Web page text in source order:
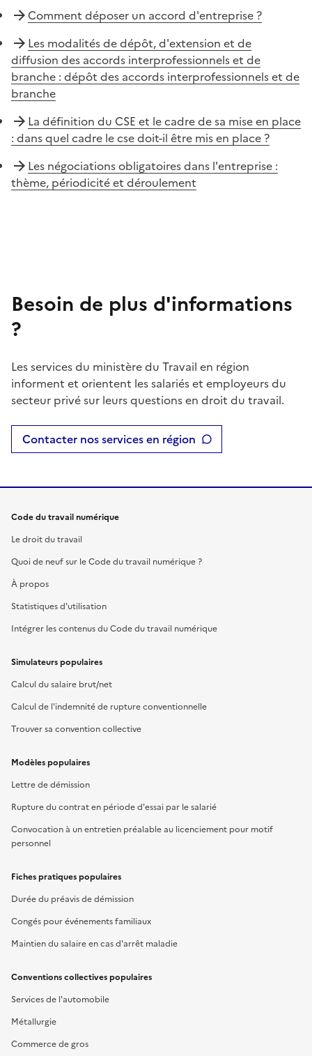
Comment déposer un accord d'entreprise ?
Les modalités de dépôt, d'extension et de
diffusion des accords interprofessionnels et de
branche : dépôt des accords interprofessionnels et de
branche
La définition du CSE et le cadre de sa mise en place
: dans quel cadre le cse doit-il être mis en place ?
Les négociations obligatoires dans l'entreprise :
thème, périodicité et déroulement
Besoin de plus d'informations
?
Les services du ministère du Travail en région
informent et orientent les salariés et employeurs du
secteur privé sur leurs questions en droit du travail.
Contacter nos services en région
Code du travail numérique
Le droit du travail
Quoi de neuf sur le Code du travail numérique ?
À propos
Statistiques d'utilisation
Intégrer les contenus du Code du travail numérique
Simulateurs populaires
Calcul du salaire brut/net
Calcul de l'indemnité de rupture conventionnelle
Trouver sa convention collective
Modèles populaires
Lettre de démission
Rupture du contrat en période d'essai par le salarié
Convocation à un entretien préalable au licenciement pour motif
personnel
Fiches pratiques populaires
Durée du préavis de démission
Congés pour événements familiaux
Maintien du salaire en cas d'arrêt maladie
Conventions collectives populaires
Services de l'automobile
Métallurgie
Commerce de gros